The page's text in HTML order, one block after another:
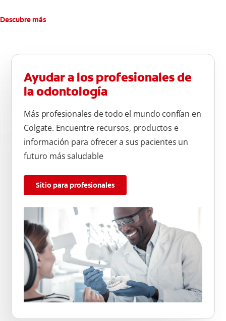
Descubre más
Ayudar a los profesionales de
la odontología
Más profesionales de todo el mundo confían en
Colgate. Encuentre recursos, productos e
información para ofrecer a sus pacientes un
futuro más saludable
Sitio para profesionales